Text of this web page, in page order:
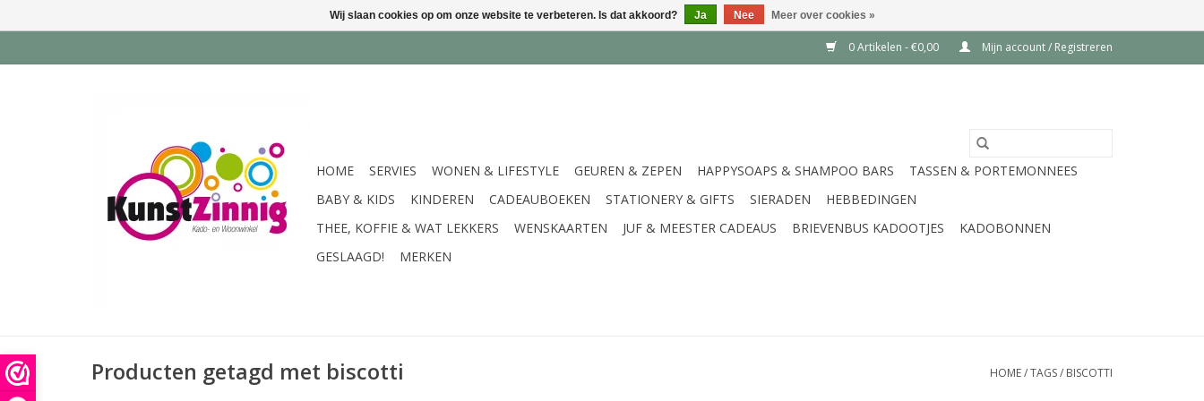
0 Artikelen - €0,00 Mijn account / Registreren
HOME SERVIES WONEN & LIFESTYLE GEUREN & ZEPEN HAPPYSOAPS & SHAMPOO BARS
TASSEN & PORTEMONNEES
BABY & KIDS
KINDEREN CADEAUBOEKEN STATIONERY & GIFTS SIERADEN
HEBBEDINGEN
THEE, KOFFIE & WAT LEKKERS
WENSKAARTEN JUF & MEESTER CADEAUS BRIEVENBUS KADOOTJES
KADOBONNEN
GESLAAGD!
MERKEN
Producten getagd met biscotti HOME/TAGS/ BISCOTTI
Wij slaan cookies op om onze website te verbeteren. Is dat akkoord? Ja Nee Meer over cookies »